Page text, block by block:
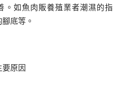
。如魚肉販養殖業者潮濕的指
底等。
原因